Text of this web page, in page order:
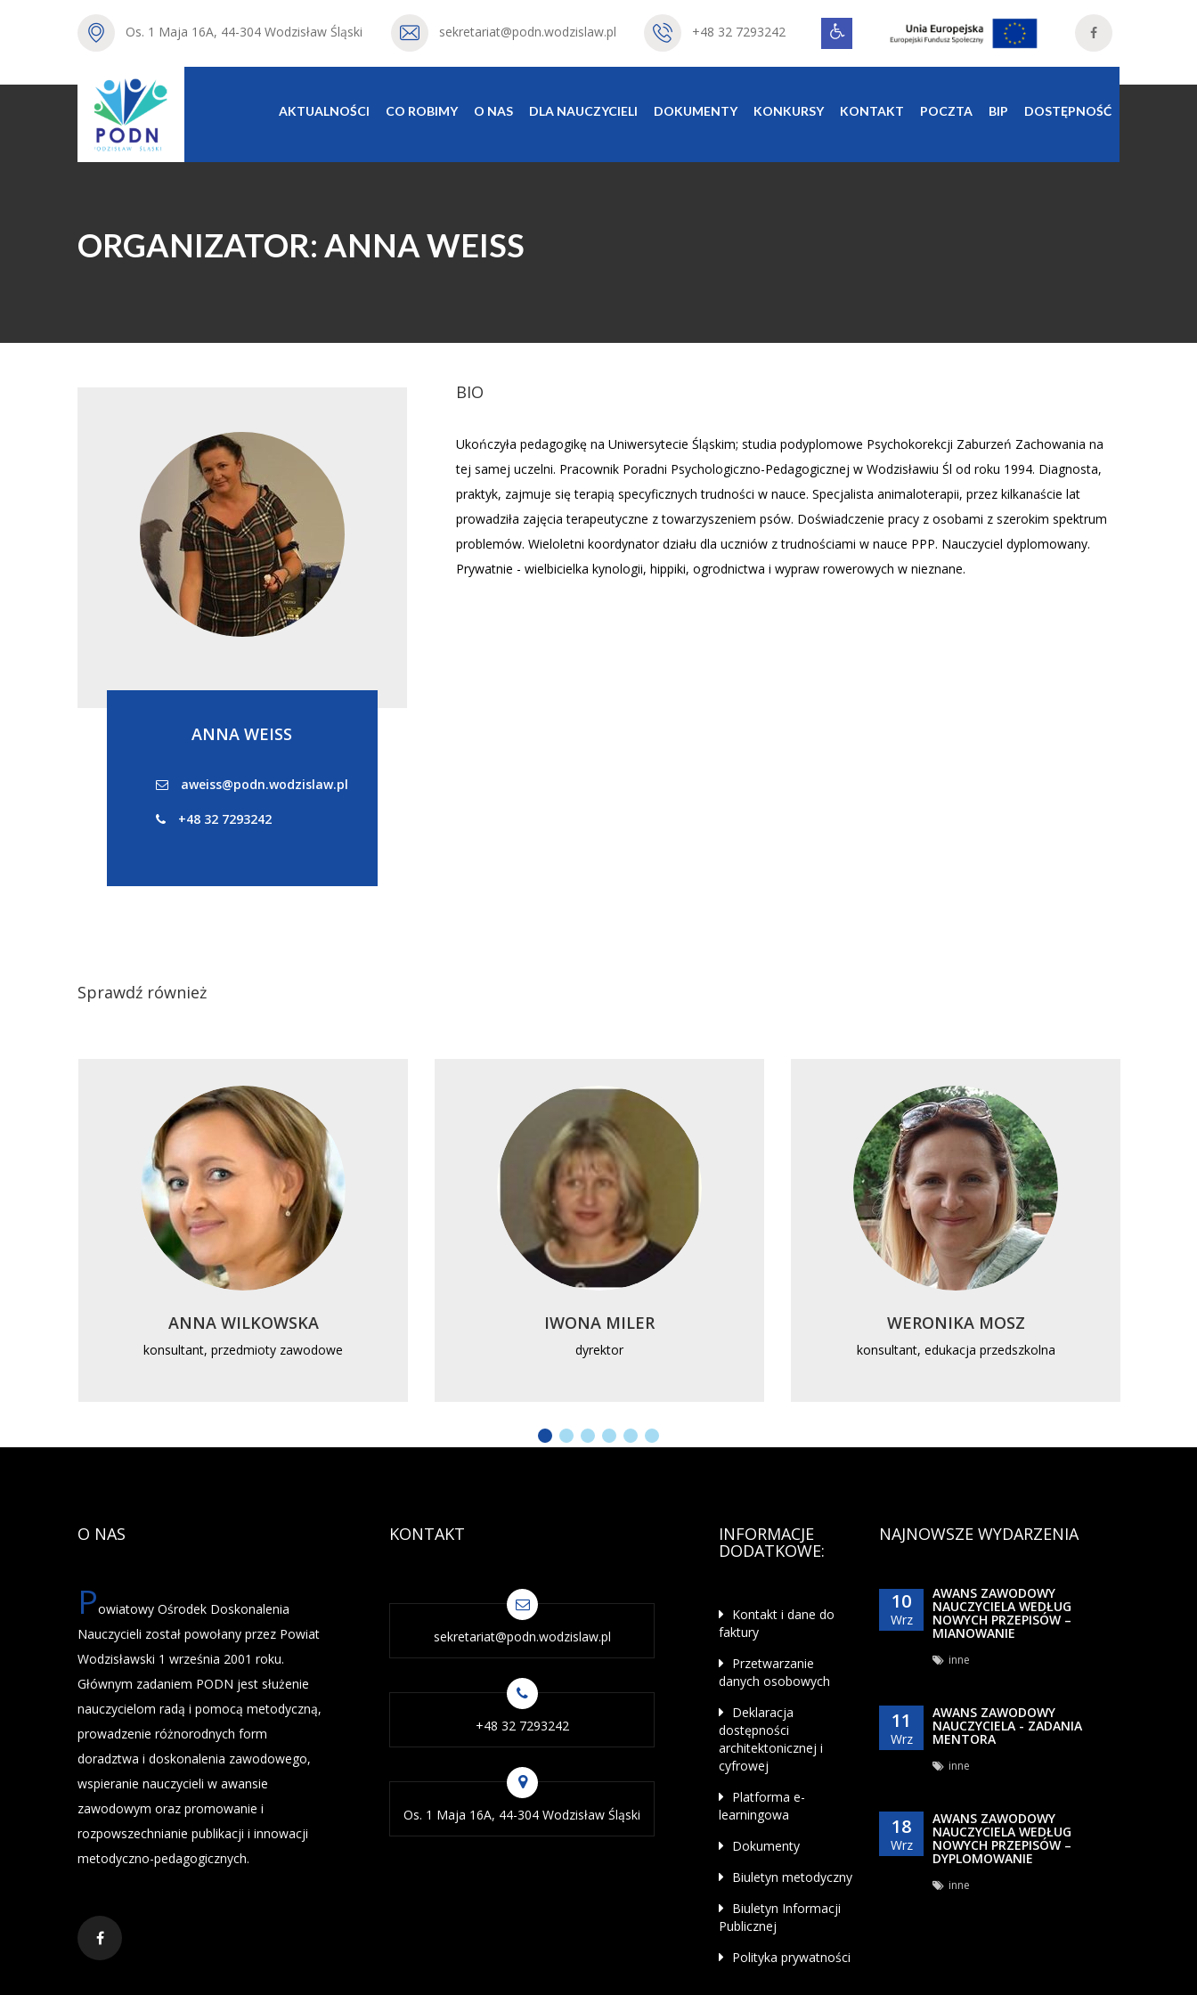
Os. 1 Maja 16A, 44-304 Wodzisław Śląski sekretariat@podn.wodzislaw.pl +48 32 7293242
AKTUALNOŚCI CO ROBIMY O NAS DLA NAUCZYCIELI DOKUMENTY KONKURSY KONTAKT POCZTA BIP DOSTĘPNOŚĆ
ORGANIZATOR: ANNA WEISS
BIO
Ukończyła pedagogikę na Uniwersytecie Śląskim; studia podyplomowe Psychokorekcji Zaburzeń Zachowania na
tej samej uczelni. Pracownik Poradni Psychologiczno-Pedagogicznej w Wodzisławiu Śl od roku 1994. Diagnosta,
praktyk, zajmuje się terapią specyficznych trudności w nauce. Specjalista animaloterapii, przez kilkanaście lat
prowadziła zajęcia terapeutyczne z towarzyszeniem psów. Doświadczenie pracy z osobami z szerokim spektrum
problemów. Wieloletni koordynator działu dla uczniów z trudnościami w nauce PPP. Nauczyciel dyplomowany.
Prywatnie - wielbicielka kynologii, hippiki, ogrodnictwa i wypraw rowerowych w nieznane.
ANNA WEISS
aweiss@podn.wodzislaw.pl
+48 32 7293242
Sprawdź również
ANNA WILKOWSKA
konsultant, przedmioty zawodowe
IWONA MILER
dyrektor
WERONIKA MOSZ
konsultant, edukacja przedszkolna
O NAS
Powiatowy Ośrodek Doskonalenia
Nauczycieli został powołany przez Powiat
Wodzisławski 1 września 2001 roku.
Głównym zadaniem PODN jest służenie
nauczycielom radą i pomocą metodyczną,
prowadzenie różnorodnych form
doradztwa i doskonalenia zawodowego,
wspieranie nauczycieli w awansie
zawodowym oraz promowanie i
rozpowszechnianie publikacji i innowacji
metodyczno-pedagogicznych.
KONTAKT
sekretariat@podn.wodzislaw.pl
+48 32 7293242
Os. 1 Maja 16A, 44-304 Wodzisław Śląski
INFORMACJE
DODATKOWE:
Kontakt i dane do
faktury
Przetwarzanie
danych osobowych
Deklaracja
dostępności
architektonicznej i
cyfrowej
Platforma e-
learningowa
Dokumenty
Biuletyn metodyczny
Biuletyn Informacji
Publicznej
Polityka prywatności
NAJNOWSZE WYDARZENIA
10
Wrz
AWANS ZAWODOWY
NAUCZYCIELA WEDŁUG
NOWYCH PRZEPISÓW –
MIANOWANIE
inne
11
Wrz
AWANS ZAWODOWY
NAUCZYCIELA - ZADANIA
MENTORA
inne
18
Wrz
AWANS ZAWODOWY
NAUCZYCIELA WEDŁUG
NOWYCH PRZEPISÓW –
DYPLOMOWANIE
inne